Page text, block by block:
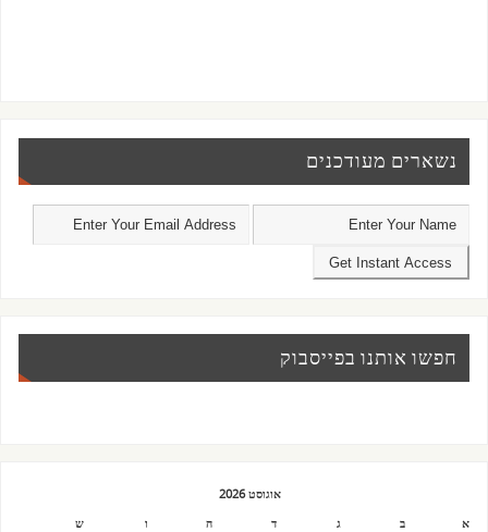
נשארים מעודכנים
חפשו אותנו בפייסבוק
אוגוסט 2026
א
ב ג ד ה ו ש